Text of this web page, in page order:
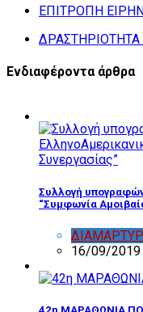
ΕΠΙΤΡΟΠΗ
Ενδιαφέροντα άρθρα
Συλλογή
“Συμφωνία
16/09/2019